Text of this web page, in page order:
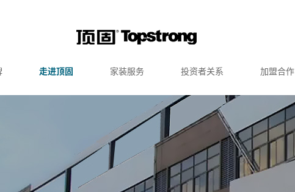
走进顶固 家装服务 投资者关系 加盟合作